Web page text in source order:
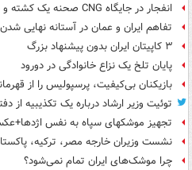
انفجار در جایگاه CNG صحنه یک کشته و سه مصدوم برجا گذاشت
تفاهم ایران و عمان در آستانه نهایی
۳ کاپیتان ایران بدون پیشنهاد بزرگ
پایان تلخ یک نزاع خانوادگی در دورود
بازیکنان بی‌کیفیت، پرسپولیس را از
توئیت وزیر ارشاد درباره یک تکذیبیه از
تجهیز موشکهای سپاه به نفس
نشست وزیران خارجه مصر، ترکیه،
چرا موشک‌های ایران تمام نمی‌شود؟